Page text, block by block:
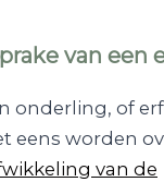
van een
onderling, of
eens worden
van de